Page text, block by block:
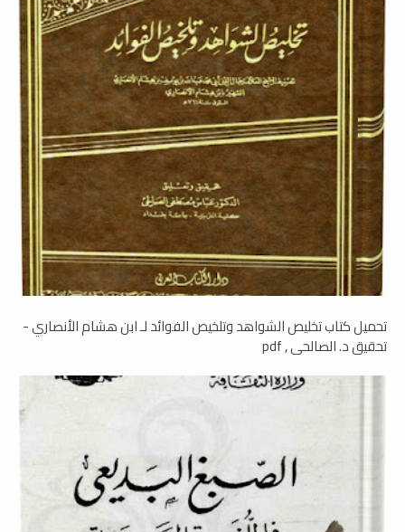
تحميل كتاب تخليص الشواهد وتلخيص الفوائد لـ ابن هشام الأنصاري -
تحقيق د. الصالحي , pdf